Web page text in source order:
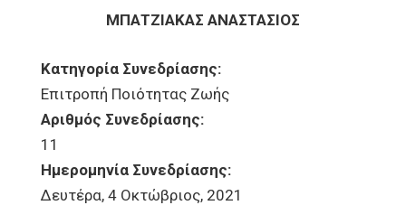
ΜΠΑΤΖΙΑΚΑΣ ΑΝΑΣΤΑΣΙΟΣ
Κατηγορία Συνεδρίασης:
Επιτροπή Ποιότητας Ζωής
Αριθμός Συνεδρίασης:
11
Ημερομηνία Συνεδρίασης:
Δευτέρα, 4 Οκτώβριος, 2021